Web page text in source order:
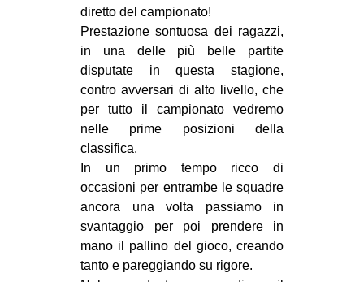
SPORT POPOLARE
MOVIMENTI
AMBIENTE
ANTIFASCISMO
DIRITTO ALL’ABITARE
MIGRAZIONI
PRECARIATO
REPRESSIONE
STUDENTI
diretto del campionato!
Prestazione sontuosa dei ragazzi,
in una delle più belle partite
disputate in questa stagione,
contro avversari di alto livello, che
per tutto il campionato vedremo
nelle prime posizioni della
classifica.
In un primo tempo ricco di
occasioni per entrambe le squadre
ancora una volta passiamo in
svantaggio per poi prendere in
mano il pallino del gioco, creando
tanto e pareggiando su rigore.